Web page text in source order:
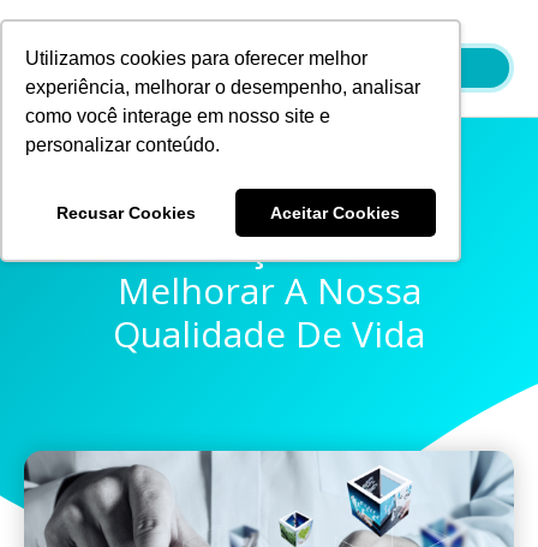
Utilizamos cookies para oferecer melhor
experiência, melhorar o desempenho, analisar
como você interage em nosso site e
personalizar conteúdo.
Recusar Cookies Aceitar Cookies
conteúdo
5 Inovações Para
Melhorar A Nossa
Qualidade De Vida